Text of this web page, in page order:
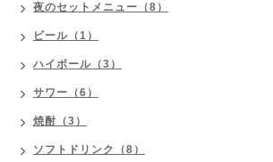
夜のセットメニュー（8）
ビール（1）
ハイボール（3）
サワー（6）
焼酎（3）
ソフトドリンク（8）